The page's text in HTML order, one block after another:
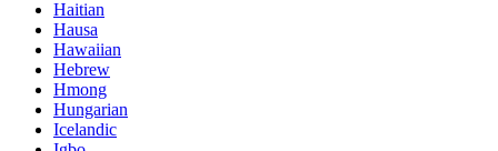
Haitian
Hausa
Hawaiian
Hebrew
Hmong
Hungarian
Icelandic